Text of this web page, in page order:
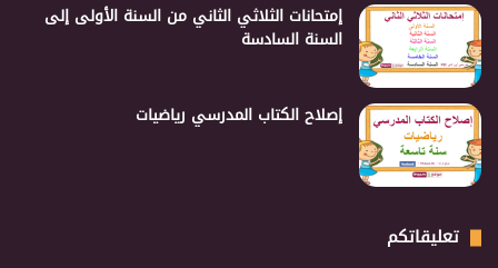
إمتحانات الثلاثي الثاني من السنة الأولى إلى
السنة السادسة
إصلاح الكتاب المدرسي رياضيات
تعليقاتكم